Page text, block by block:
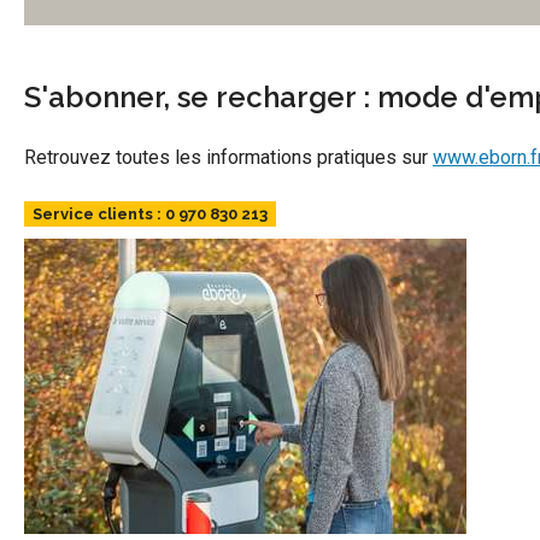
S'abonner, se recharger : mode
Retrouvez toutes les informations pratiques sur
Service clients : 0 970 830 213